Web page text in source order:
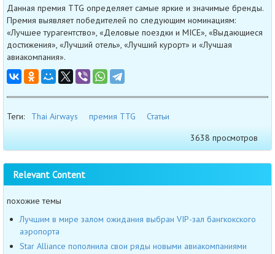
Данная премия TTG определяет самые яркие и значимые бренды.
Премия выявляет победителей по следующим номинациям:
«Лучшее турагентство», «Деловые поездки и MICE», «Выдающиеся
достижения», «Лучший отель», «Лучший курорт» и «Лучшая
авиакомпания».
Теги: Thai Airways премия TTG
Статьи
3638 просмотров
Relevant Content
похожие темы
Лучшим в мире залом ожидания выбран VIP-зал бангкокского
аэропорта
Star Alliance пополнила свои ряды новыми авиакомпаниями